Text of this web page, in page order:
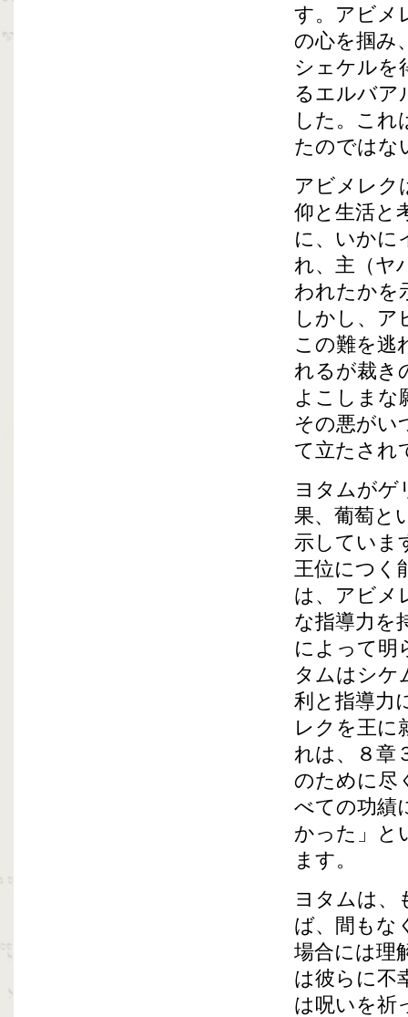
す。アビメ
の心を掴み
シェケルを
るエルバア
した。これ
たのではな
アビメレク
仰と生活と
に、いかに
れ、主（ヤ
われたかを
しかし、ア
この難を逃
れるが裁き
よこしまな
その悪がい
て立たされ
ヨタムがゲ
果、葡萄と
示していま
王位につく
は、アビメ
な指導力を
によって明
タムはシケ
利と指導力
レクを王に
れは、８章
のために尽
べての功績
かった」と
ます。
ヨタムは、
ば、間もな
場合には理
は彼らに不
は呪いを祈